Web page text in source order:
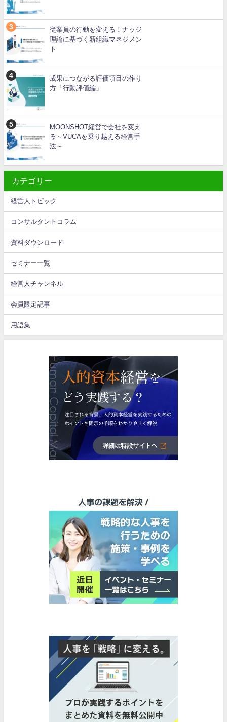
従業員の行動を変える！ナッジ
理論に基づく新組織マネジメン
ト
成果につながる評価項目の作り
方「行動評価編」
MOONSHOT経営で会社を変え
る～VUCAを乗り越える経営手
法～
カテゴリー
経営人トピック
コンサルタントコラム
資料ダウンロード
セミナー一覧
経営人チャンネル
会員限定記事
用語集